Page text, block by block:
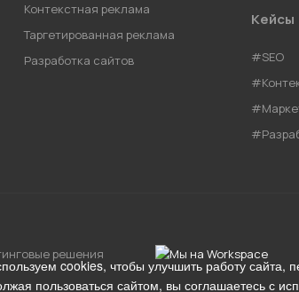
Контекстная реклама
Таргетированная реклама
Разработка сайтов
Кейсы
#SEO
решения
cookies, чтобы улучшить работу сайта,
пользоваться сайтом, вы соглашаетесь с